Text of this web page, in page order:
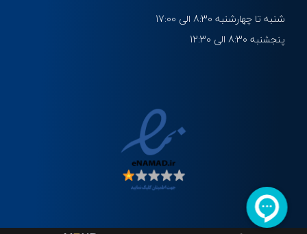
شنبه تا چهارشنبه 8:30 الی 17:00
پنجشنبه 8:30 الی 12:30